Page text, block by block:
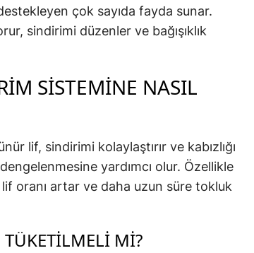
çok sayıda fayda sunar.
sindirimi düzenler ve bağışıklık
SISTEMINE NASIL
lif, sindirimi kolaylaştırır ve kabızlığı
yardımcı olur. Özellikle
oranı artar ve daha uzun süre tokluk
MI?